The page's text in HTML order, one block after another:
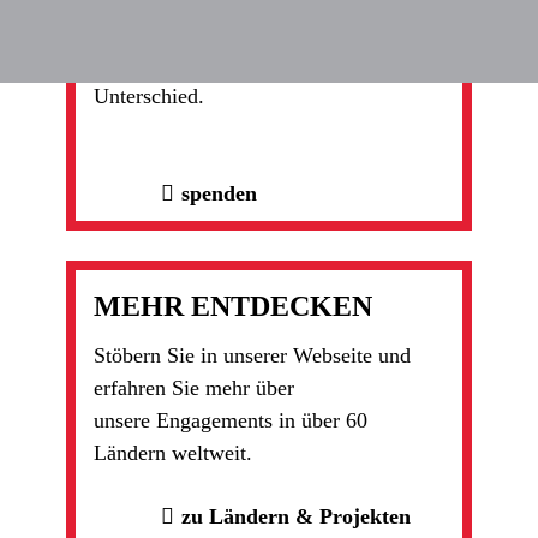
Unterschied.
spenden
MEHR ENTDECKEN
Stöbern Sie in unserer Webseite und
erfahren Sie mehr über
unsere Engagements in über 60
Ländern weltweit.
zu Ländern & Projekten